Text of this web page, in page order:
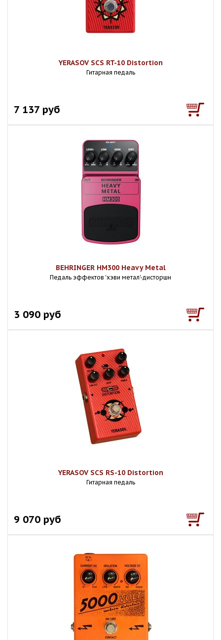
YERASOV SCS RT-10 Distortion
Гитарная педаль
7 137 руб
BEHRINGER HM300 Heavy Metal
Педаль эффектов 'хэви метал'-дисторшн
3 090 руб
YERASOV SCS RS-10 Distortion
Гитарная педаль
9 070 руб